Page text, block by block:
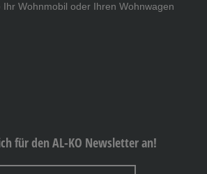
Ihr Wohnmobil oder Ihren Wohnwagen
für den AL-KO Newsletter an!